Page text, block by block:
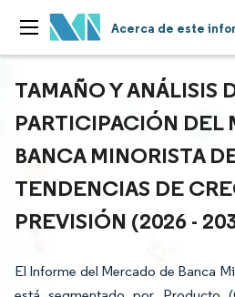
Acerca de este
TAMAÑO Y ANÁLISIS
PARTICIPACIÓN DEL
BANCA MINORISTA
TENDENCIAS DE
PREVISIÓN (2026 -
El Informe del Mercado de Banca